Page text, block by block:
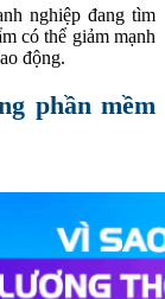
nghiệp đang tìm
có thể giảm mạnh
động.
phần mềm